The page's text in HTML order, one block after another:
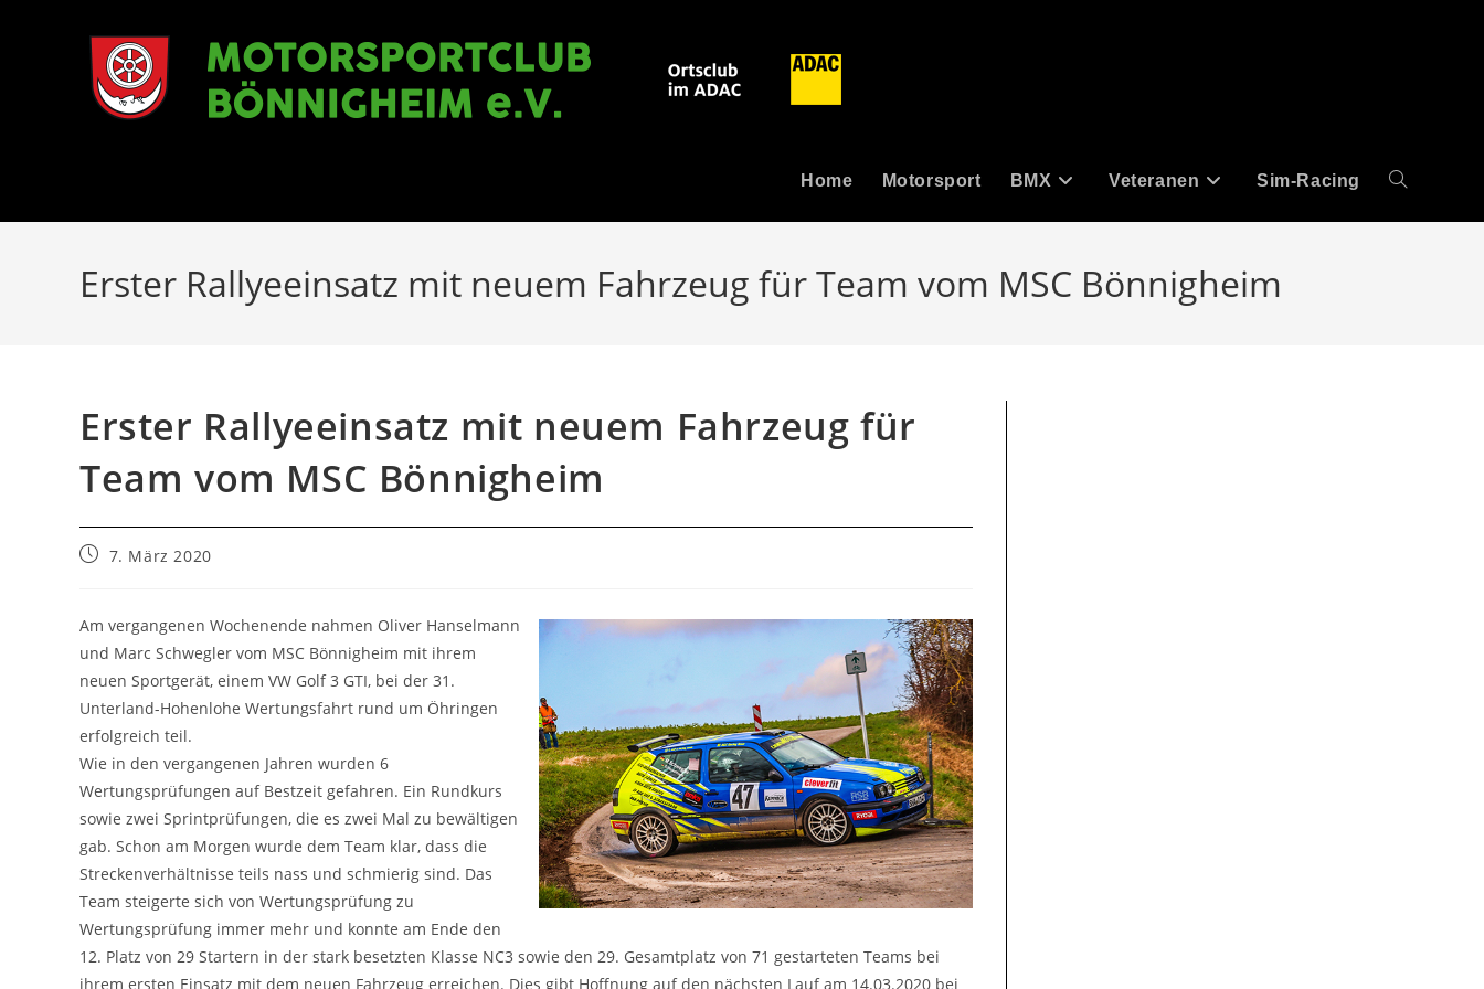
Home Motorsport BMX Veteranen Sim-Racing Website-
Erster Rallyeeinsatz mit neuem Fahrzeug für Team vom MSC Bönnigheim
Erster Rallyeeinsatz mit neuem Fahrzeug für
Team vom MSC Bönnigheim
Beitrag7. März 2020
Am vergangenen Wochenende nahmen Oliver Hanselmann
und Marc Schwegler vom MSC Bönnigheim mit ihrem
neuen Sportgerät, einem VW Golf 3 GTI, bei der 31.
Unterland-Hohenlohe Wertungsfahrt rund um Öhringen
erfolgreich teil.
Wie in den vergangenen Jahren wurden 6
Wertungsprüfungen auf Bestzeit gefahren. Ein Rundkurs
sowie zwei Sprintprüfungen, die es zwei Mal zu bewältigen
gab. Schon am Morgen wurde dem Team klar, dass die
Streckenverhältnisse teils nass und schmierig sind. Das
Team steigerte sich von Wertungsprüfung zu
Wertungsprüfung immer mehr und konnte am Ende den
12. Platz von 29 Startern in der stark besetzten Klasse NC3 sowie den 29. Gesamtplatz von 71 gestarteten Teams bei
ihrem ersten Einsatz mit dem neuen Fahrzeug erreichen. Dies gibt Hoffnung auf den nächsten Lauf am 14.03.2020 bei